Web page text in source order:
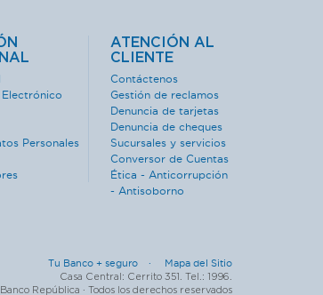
Personales
ATENCIÓN AL
CLIENTE
Contáctenos
Gestión de reclamos
Denuncia de tarjetas
Denuncia de cheques
Sucursales y servicios
Conversor de Cuentas
Ética - Anticorrupción
- Antisoborno
Tu Banco + seguro · Mapa del Sitio
Casa Central: Cerrito 351. Tel.: 1996.
República · Todos los derechos reservados